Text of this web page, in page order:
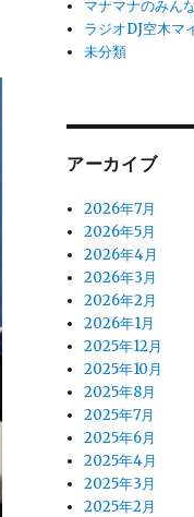
マナマナのみん
ラジオDJ空木マ
未分類
アーカイブ
2026年7月
2026年5月
2026年4月
2026年3月
2026年2月
2026年1月
2025年12月
2025年10月
2025年8月
2025年7月
2025年6月
2025年4月
2025年3月
2025年2月